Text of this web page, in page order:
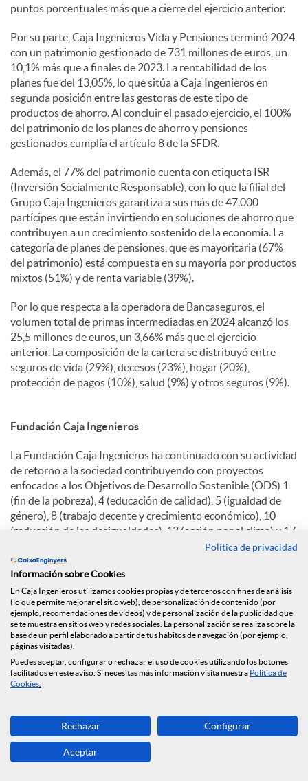
puntos porcentuales más que a cierre del ejercicio anterior.
Por su parte, Caja Ingenieros Vida y Pensiones terminó 2024
con un patrimonio gestionado de 731 millones de euros, un
10,1% más que a finales de 2023. La rentabilidad de los
planes fue del 13,05%, lo que sitúa a Caja Ingenieros en
segunda posición entre las gestoras de este tipo de
productos de ahorro. Al concluir el pasado ejercicio, el 100%
del patrimonio de los planes de ahorro y pensiones
gestionados cumplía el artículo 8 de la SFDR.
Además, el 77% del patrimonio cuenta con etiqueta ISR
(Inversión Socialmente Responsable), con lo que la filial del
Grupo Caja Ingenieros garantiza a sus más de 47.000
partícipes que están invirtiendo en soluciones de ahorro que
contribuyen a un crecimiento sostenido de la economía. La
categoría de planes de pensiones, que es mayoritaria (67%
del patrimonio) está compuesta en su mayoría por productos
mixtos (51%) y de renta variable (39%).
Por lo que respecta a la operadora de Bancaseguros, el
volumen total de primas intermediadas en 2024 alcanzó los
25,5 millones de euros, un 3,66% más que el ejercicio
anterior. La composición de la cartera se distribuyó entre
seguros de vida (29%), decesos (23%), hogar (20%),
protección de pagos (10%), salud (9%) y otros seguros (9%).
Fundación Caja Ingenieros
La Fundación Caja Ingenieros ha continuado con su actividad
de retorno a la sociedad contribuyendo con proyectos
enfocados a los Objetivos de Desarrollo Sostenible (ODS) 1
(fin de la pobreza), 4 (educación de calidad), 5 (igualdad de
género), 8 (trabajo decente y crecimiento económico), 10
(reducción de las desigualdades), 13 (acción por el clima) y 17
La Fundación Caja Ingenieros destinó el año pasado 774.934
euros a inversión social. A través de la Fundación, el Grupo
Caja Ingenieros también ratifica su compromiso con el
desarrollo sostenible, la economía social y la acción social, y
por eso un 56% de la inversión social ha ido destinada a
proyectos de este tipo. En 2024, además, los socios y socias
de la Entidad mostraron su solidaridad a través de una
campaña de crowdfunding de la Fundación que consiguió
En 2024 la Fundación desarrolló 62 proyectos y alianzas.
6.070 personas se beneficiaron de los programas de inserción
Política de privacidad
Información sobre Cookies
En Caja Ingenieros utilizamos cookies propias y de terceros con fines de análisis
(lo que permite mejorar el sitio web), de personalización de contenido (por
ejemplo, recomendaciones de vídeos) y de personalización de la publicidad que
se te muestra en sitios web y redes sociales. La personalización se realiza sobre la
base de un perfil elaborado a partir de tus hábitos de navegación (por ejemplo,
páginas visitadas).
Puedes aceptar, configurar o rechazar el uso de cookies utilizando los botones
facilitados en este aviso. Si necesitas más información visita nuestra Política de
Cookies
Rechazar Configurar
Aceptar